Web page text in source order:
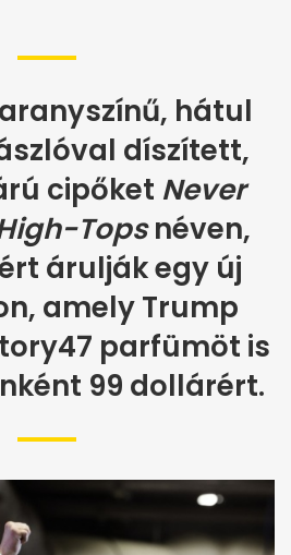
hátul
díszített,
cipőket Never
Topsnéven,
árulják egy új
amely Trump
parfümöt is
99 dollárért.